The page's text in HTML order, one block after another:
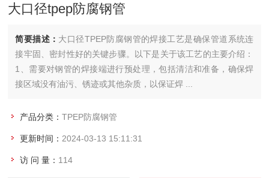
大口径tpep防腐钢管
简要描述： 大口径TPEP防腐钢管的焊接工艺是确保管道系统连
接牢固、密封性好的关键步骤。以下是关于该工艺的主要介绍：
1、需要对钢管的焊接端进行预处理，包括清洁和准备，确保焊
接区域没有油污、锈迹或其他杂质，以保证焊 ...
产品分类：TPEP防腐钢管
更新时间： 2024-03-13 15:11:31
访 问 量： 114